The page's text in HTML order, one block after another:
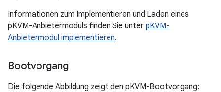
Informationen zum Implementieren und Laden eines
pKVM-Anbietermoduls finden Sie unter pKVM-
Anbietermodul implementieren.
Bootvorgang
Die folgende Abbildung zeigt den pKVM-Bootvorgang: